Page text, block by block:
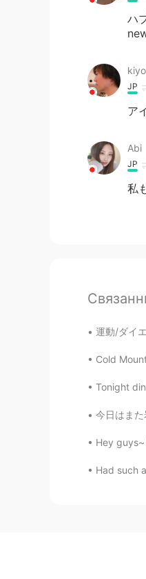
ハ
JP
ア
Abi
JP
私
運動/ダイエットのア
Cold
Tonight
今日はまた岩手山に
Hey
Had such